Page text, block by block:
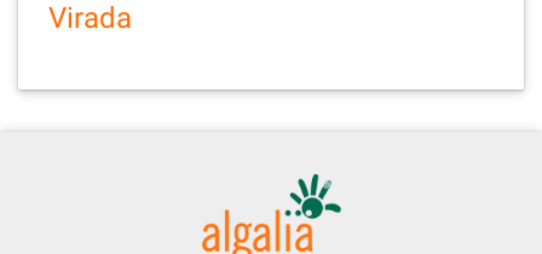
Virada